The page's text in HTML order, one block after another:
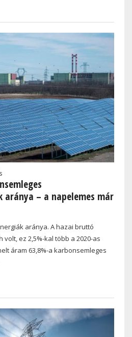
aránya – a napelemes már
aránya. A hazai bruttó
volt, ez 2,5%-kal több a 2020-as
áram 63,8%-a karbonsemleges